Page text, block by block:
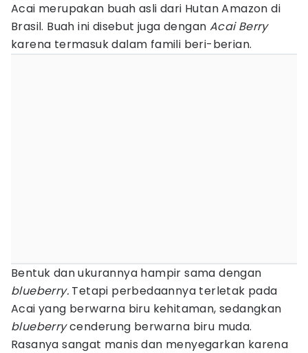
Acai merupakan buah asli dari Hutan Amazon di
Brasil. Buah ini disebut juga dengan Acai Berry
karena termasuk dalam famili beri-berian.
Bentuk dan ukurannya hampir sama dengan
blueberry. Tetapi perbedaannya terletak pada
Acai yang berwarna biru kehitaman, sedangkan
blueberrycenderung berwarna biru muda.
Rasanya sangat manis dan menyegarkan karena